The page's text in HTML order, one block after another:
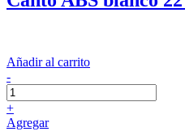
Añadir al carrito
-
+
Agregar